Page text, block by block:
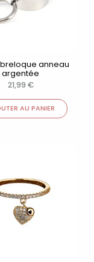
anneau
argentée
21,99 €
AU PANIER